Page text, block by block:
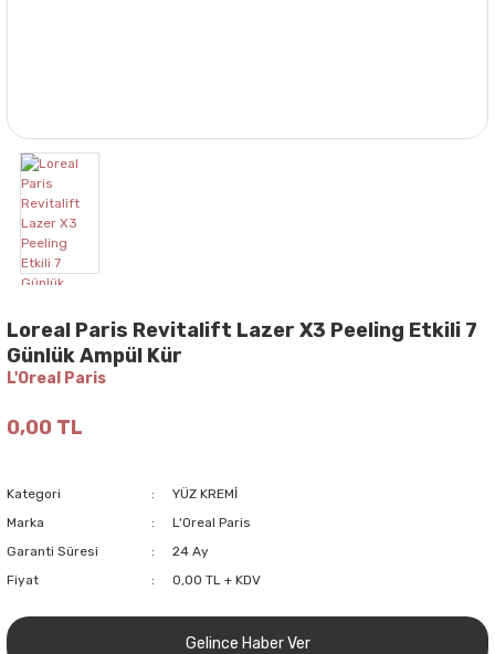
Loreal Paris Revitalift Lazer X3 Peeling Etkili 7
Günlük Ampül Kür
L'Oreal Paris
0,00 TL
Kategori
YÜZ KREMİ
Marka
L'Oreal Paris
Garanti Süresi
24 Ay
Fiyat
0,00 TL + KDV
Gelince Haber Ver